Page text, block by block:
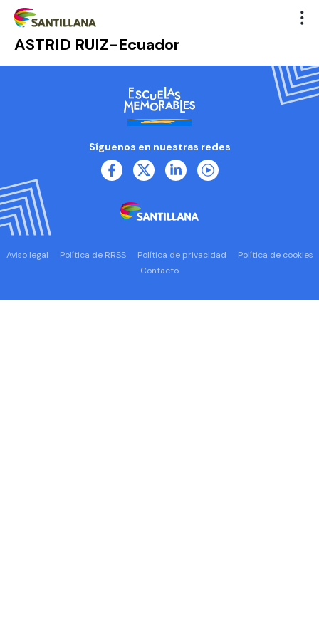
ASTRID RUIZ-Ecuador
Síguenos en nuestras redes
Aviso legal Política de RRSS Política de privacidad
Política de cookies
Contacto